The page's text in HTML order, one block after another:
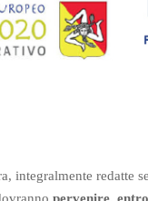
integralmente redatte